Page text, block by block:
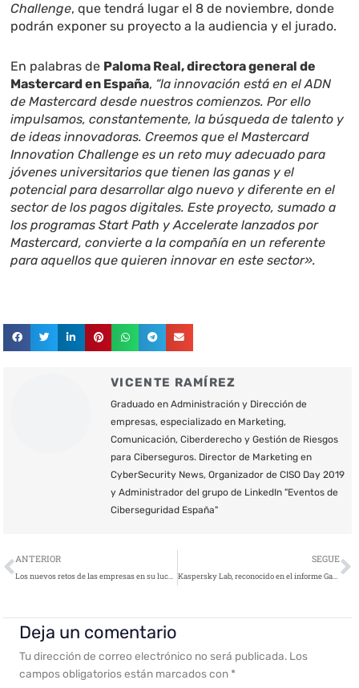
Challenge, que tendrá lugar el 8 de noviembre, donde
podrán exponer su proyecto a la audiencia y el jurado.
En palabras de Paloma Real, directora general de
Mastercard en España, “la innovación está en el ADN
de Mastercard desde nuestros comienzos. Por ello
impulsamos, constantemente, la búsqueda de talento y
de ideas innovadoras. Creemos que el Mastercard
Innovation Challenge es un reto muy adecuado para
jóvenes universitarios que tienen las ganas y el
potencial para desarrollar algo nuevo y diferente en el
sector de los pagos digitales. Este proyecto, sumado a
los programas Start Path y Accelerate lanzados por
Mastercard, convierte a la compañía en un referente
para aquellos que quieren innovar en este sector».
VICENTE RAMÍREZ
Graduado en Administración y Dirección de
empresas, especializado en Marketing,
Comunicación, Ciberderecho y Gestión de Riesgos
para Ciberseguros. Director de Marketing en
CyberSecurity News, Organizador de CISO Day 2019
y Administrador del grupo de LinkedIn "Eventos de
Ciberseguridad España"
Ant
ANTERIOR
Los nuevos retos de las empresas en su lucha contra los ciberdelincuentes
SEGUE
Kaspersky Lab, reconocido en el informe Gartner sobre Funcionalidades críticas para plataformas de protección endpoint
Deja un comentario
Tu dirección de correo electrónico no será publicada. Los
campos obligatorios están marcados con *